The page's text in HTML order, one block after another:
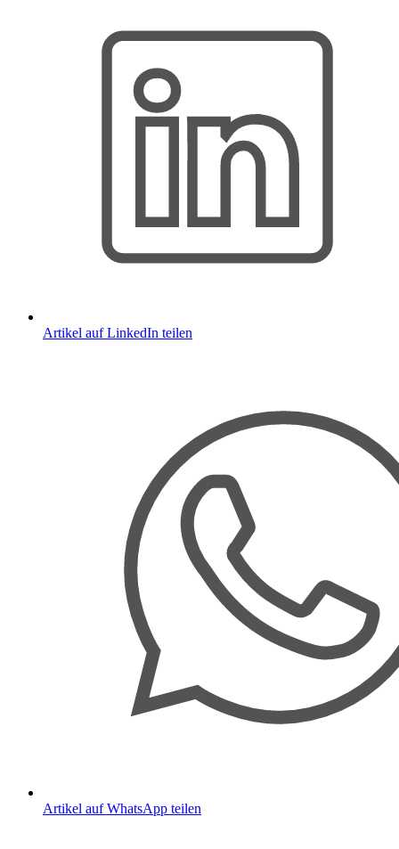
Artikel auf LinkedIn teilen
Artikel auf WhatsApp teilen